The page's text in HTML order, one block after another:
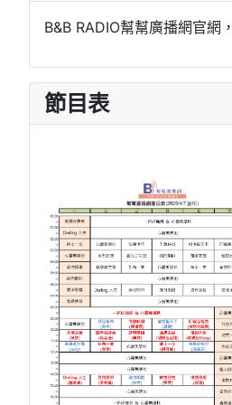
B&B RADIO幫幫廣播網官網
節目表